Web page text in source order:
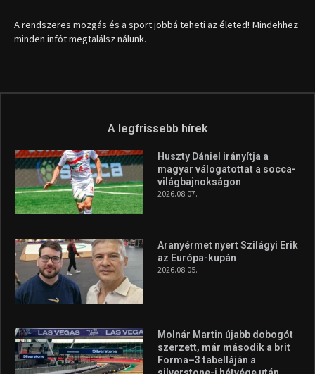
A rendszeres mozgás és a sport jobbá teheti az életed! Mindehhez
minden infót megtalálsz nálunk.
A legfrissebb hírek
Huszty Dániel irányítja a
magyar válogatottat a socca-
világbajnokságon
2026.08.07.
Aranyérmet nyert Szilágyi Erik
az Európa-kupán
2026.08.05.
Molnár Martin újabb dobogót
szerzett, már második a brit
Forma–3 tabelláján a